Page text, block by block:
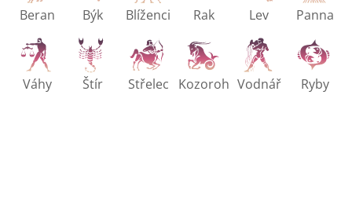
Beran Býk Blíženci Rak Lev Panna
Váhy Štír Střelec Kozoroh Vodnář Ryby